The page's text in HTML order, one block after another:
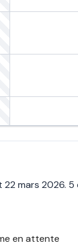
mars
en attente